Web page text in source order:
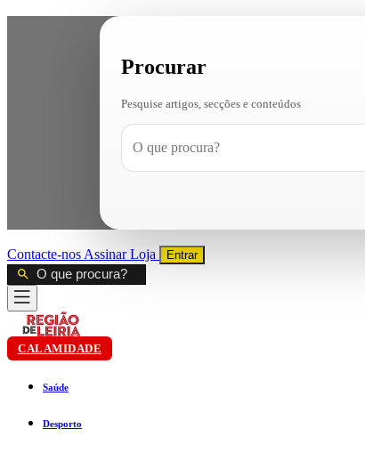
Procurar
Pesquise artigos, secções e conteúdos
Contacte-nos AssinarLoja Entrar
CALAMIDADE
Saúde
Desporto